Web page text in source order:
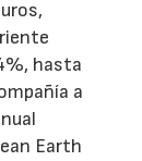
hasta
a
Earth